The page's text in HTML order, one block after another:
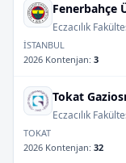
Fenerbahçe
Eczacılık
İSTANBUL
2026 Kontenjan: 3
Tokat
Eczacılık
TOKAT
2026 Kontenjan: 32